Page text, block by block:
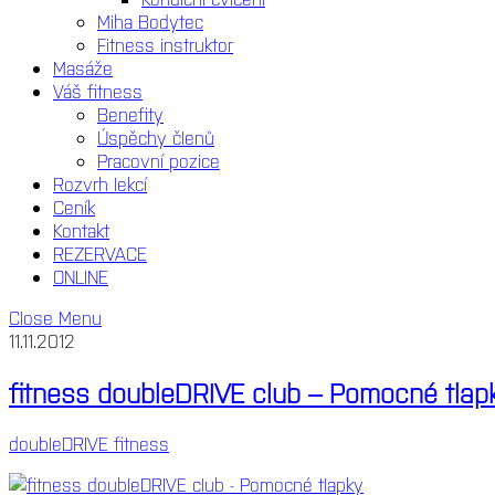
Miha Bodytec
Fitness instruktor
Masáže
Váš fitness
Benefity
Úspěchy členů
Pracovní pozice
Rozvrh lekcí
Ceník
Kontakt
REZERVACE
ONLINE
Close Menu
11.11.2012
fitness doubleDRIVE club – Pomocné
doubleDRIVE fitness